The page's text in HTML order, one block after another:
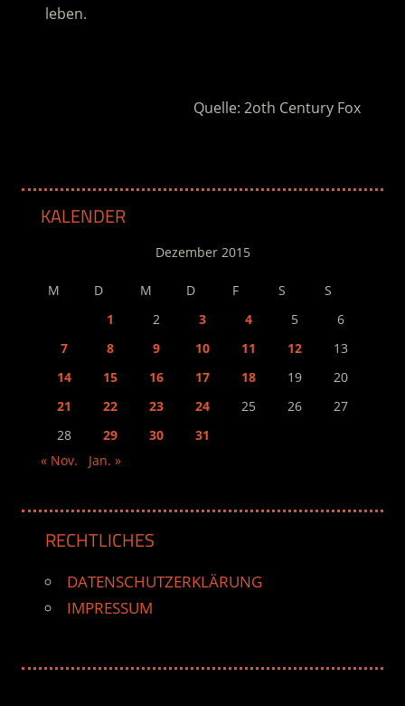
leben.
Quelle: 2oth Century Fox
KALENDER
Dezember 2015
M D M D F S
S
1
2 3 4 5
6
7
8 9 10 11 12
13
14
15 16 17 18 19
20
21
22 23 24 25 26
27
28
29 30
31
« Nov.
Jan. »
RECHTLICHES
DATENSCHUTZERKLÄRUNG
IMPRESSUM